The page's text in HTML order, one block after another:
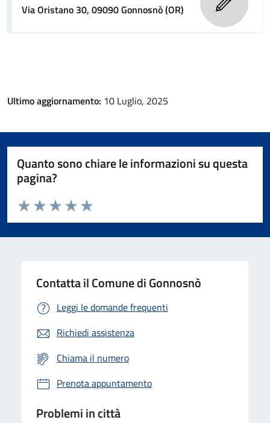
Via Oristano 30, 09090 Gonnosnò (OR)
Ultimo aggiornamento: 10 Luglio, 2025
Quanto sono chiare le informazioni su questa
pagina?
Valuta da 1 a 5 stelle la pagina
Valuta 5 stelle su 5
Valuta 4 stelle su 5
Valuta 3 stelle su 5
Valuta 2 stelle su 5
Valuta 1 stelle su 5
Contatta il Comune di Gonnosnò
Leggi le domande frequenti
Richiedi assistenza
Chiama il numero
Prenota appuntamento
Problemi in città